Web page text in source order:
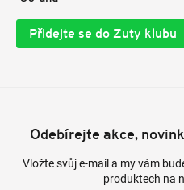
Přidejte se do Zuty klubu
Odebírejte akce,
Vložte svůj e-mail a my vám
produktech na